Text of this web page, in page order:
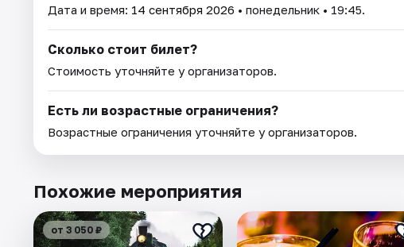
Дата и время: 14 сентября 2026 • понедельник • 19:45.
Сколько стоит билет?
Стоимость уточняйте у организаторов.
Есть ли возрастные ограничения?
Возрастные ограничения уточняйте у организаторов.
Похожие мероприятия
от 3 050 ₽